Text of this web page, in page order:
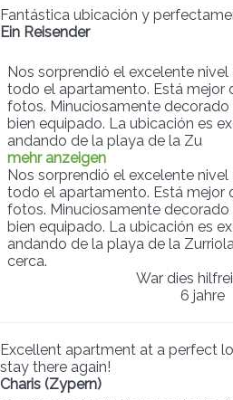
Fantástica ubicación y
Ein Reisender
Nos sorprendió el excelente
todo el apartamento. Está mejor
fotos. Minuciosamente
bien equipado. La ubicación es
andando de la playa de la Zu
mehr anzeigen
Nos sorprendió el excelente
todo el apartamento. Está mejor
fotos. Minuciosamente
bien equipado. La ubicación es
andando de la playa de la
cerca.
War dies
6 jahre
Excellent apartment at a perfect
stay there again!
Charis (Zypern)